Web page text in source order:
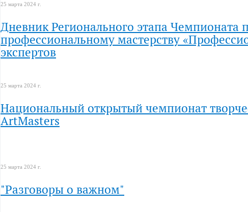
25 марта 2024 г.
Дневник Регионального этапа Чемпионата
профессиональному мастерству
экспертов
25 марта 2024 г.
Национальный открытый чемпионат
ArtMasters
25 марта 2024 г.
"Разговоры о важном"